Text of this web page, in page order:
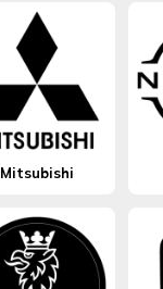
Mitsubishi